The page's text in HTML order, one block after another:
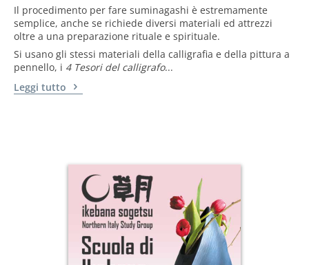
Il procedimento per fare suminagashi è estremamente
semplice, anche se richiede diversi materiali ed attrezzi
oltre a una preparazione rituale e spirituale.
Si usano gli stessi materiali della calligrafia e della pittura a
pennello, i 4 Tesori del calligrafo...
Leggi tutto